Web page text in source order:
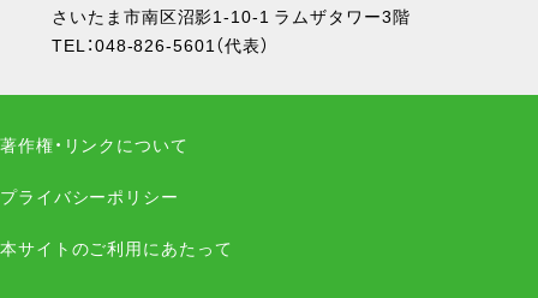
さいたま市南区沼影1-10-1 ラムザタワー3階
TEL：048-826-5601 （代表）
著作権・リンクについて
プライバシーポリシー
本サイトのご利用にあたって